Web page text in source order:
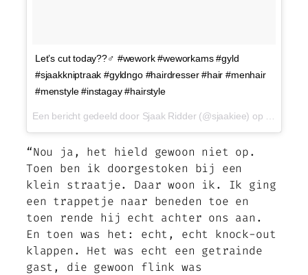
Let’s cut today??‍♂ #wework #weworkams #gyld
#sjaakkniptraak #gyldngo #hairdresser #hair #menhair
#menstyle #instagay #hairstyle
Een bericht gedeeld door Sjaak Ridder (@sjaakiee) op
23 Nov
“Nou ja, het hield gewoon niet op.
Toen ben ik doorgestoken bij een
klein straatje. Daar woon ik. Ik ging
een trappetje naar beneden toe en
toen rende hij echt achter ons aan.
En toen was het: echt, echt knock-out
klappen. Het was echt een getrainde
gast, die gewoon flink was